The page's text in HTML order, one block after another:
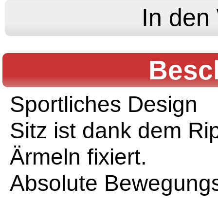
Sportliches Design
Sitz ist dank dem
Ärmeln fixiert.
Absolute